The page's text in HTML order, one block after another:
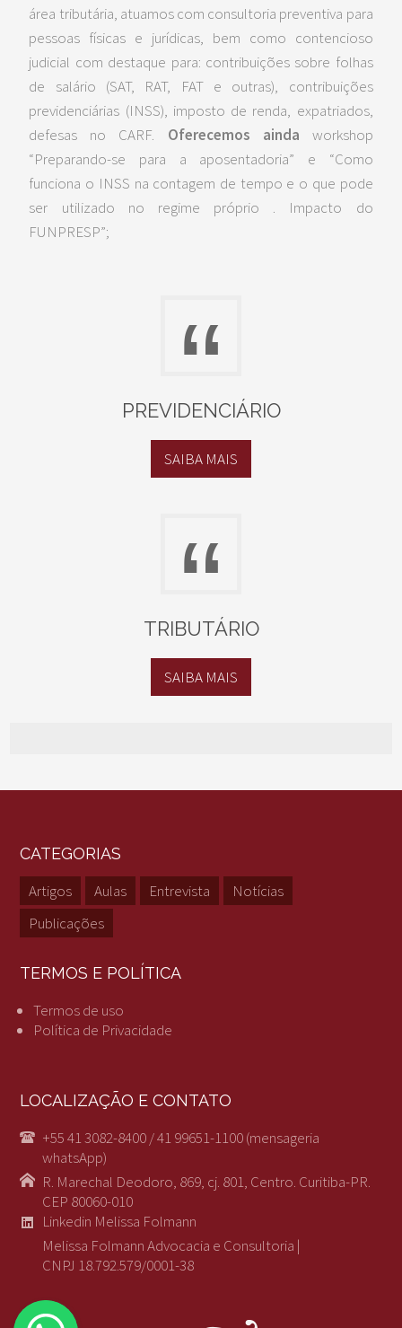
área tributária, atuamos com consultoria preventiva para
pessoas físicas e jurídicas, bem como contencioso
judicial com destaque para: contribuições sobre folhas
de salário (SAT, RAT, FAT e outras), contribuições
previdenciárias (INSS), imposto de renda, expatriados,
defesas no CARF. Oferecemos ainda workshop
“Preparando-se para a aposentadoria” e “Como
funciona o INSS na contagem de tempo e o que pode
ser utilizado no regime próprio . Impacto do
FUNPRESP”;
“
PREVIDENCIÁRIO
SAIBA MAIS
“
TRIBUTÁRIO
SAIBA MAIS
CATEGORIAS
Artigos Aulas Entrevista
Notícias
Publicações
TERMOS E POLÍTICA
Termos de uso
Política de Privacidade
LOCALIZAÇÃO E CONTATO
+55 41 3082-8400 / 41 99651-1100 (mensageria
whatsApp)
R. Marechal Deodoro, 869, cj. 801, Centro. Curitiba-PR.
CEP 80060-010
Linkedin Melissa Folmann
Melissa Folmann Advocacia e Consultoria |
CNPJ 18.792.579/0001-38